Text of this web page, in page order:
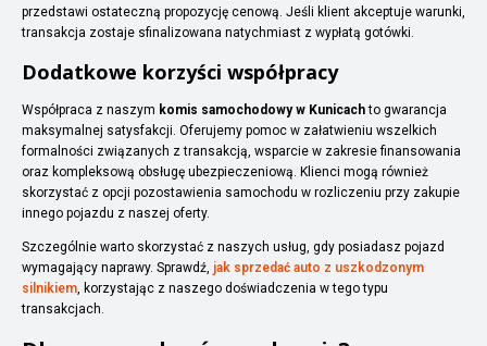
przedstawi ostateczną propozycję cenową. Jeśli klient akceptuje warunki,
transakcja zostaje sfinalizowana natychmiast z wypłatą gotówki.
Dodatkowe korzyści współpracy
Współpraca z naszym komis samochodowy w Kunicachto gwarancja
maksymalnej satysfakcji. Oferujemy pomoc w załatwieniu wszelkich
formalności związanych z transakcją, wsparcie w zakresie finansowania
oraz kompleksową obsługę ubezpieczeniową. Klienci mogą również
skorzystać z opcji pozostawienia samochodu w rozliczeniu przy zakupie
innego pojazdu z naszej oferty.
Szczególnie warto skorzystać z naszych usług, gdy posiadasz pojazd
wymagający naprawy. Sprawdź, jak sprzedać auto z uszkodzonym
silnikiem, korzystając z naszego doświadczenia w tego typu
transakcjach.